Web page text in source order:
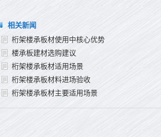
相关新闻
桁架楼承板材使用中核心优势
楼承板建材选购建议
桁架楼承板材适用场景
桁架楼承板材料进场验收
桁架楼承板材主要适用场景